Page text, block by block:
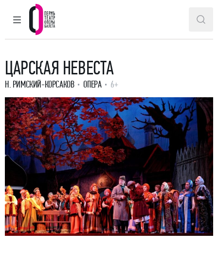
ГЛАВНОЕ МЕНЮ
Пермский театр оперы и балета
ЦАРСКАЯ НЕВЕСТА
Н. РИМСКИЙ-КОРСАКОВ ОПЕРА 6+